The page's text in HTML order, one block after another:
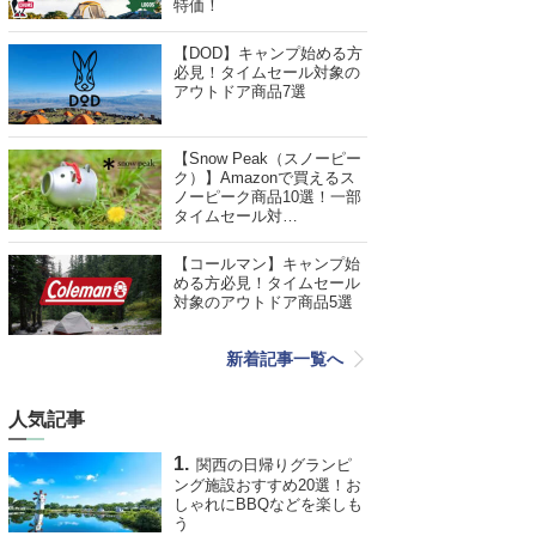
特価！
【DOD】キャンプ始める方
必見！タイムセール対象の
アウトドア商品7選
【Snow Peak（スノーピー
ク）】Amazonで買えるス
ノーピーク商品10選！一部
タイムセール対…
【コールマン】キャンプ始
める方必見！タイムセール
対象のアウトドア商品5選
新着記事一覧へ
人気記事
関西の日帰りグランピ
ング施設おすすめ20選！お
しゃれにBBQなどを楽しも
う